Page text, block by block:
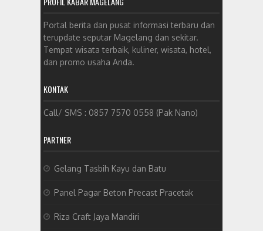
Portal berita dan pusat informasi terbaru dan
terupdate seputar Magelang dan sekitar.
Tempat wisata terbaik, kuliner, wisata, hotel,
dan promo usaha Anda.
KONTAK
Call/ SMS : 0857 7570 0558 (Pak Nano)
PARTNER
Gelang Tasbih Kayu dan Batu
Panel Pagar Beton Precast Pracetak
Riza Craft Jaya Mandiri